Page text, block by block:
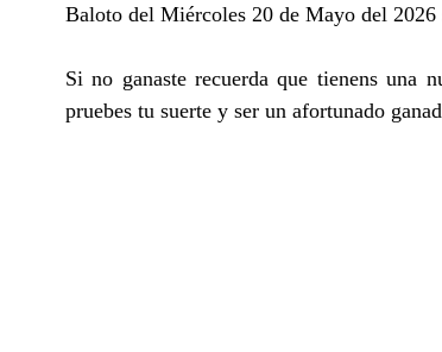
Baloto del Miércoles 20 de Mayo del 2026
Si no ganaste recuerda que tienens una
pruebes tu suerte y ser un afortunado